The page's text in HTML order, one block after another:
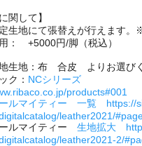
関して】
生地にて張替えが行えます。
： +5000円/脚（税込）
生地：布 合皮 よりお選びく
ク： NCシリーズ
products#001
ルマイティー 一覧 https://
leather2021/
マイティー生地拡大
leather2021-2/